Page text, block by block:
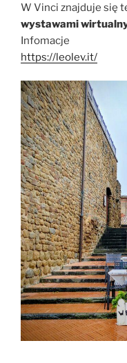
W Vinci znajduje się
wystawami
Infomacje
https://leolev.it/